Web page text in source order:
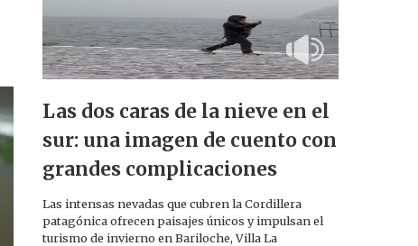
Las dos caras de la nieve en el
sur: una imagen de cuento con
grandes complicaciones
Las intensas nevadas que cubren la Cordillera
patagónica ofrecen paisajes únicos y impulsan el
turismo de invierno en Bariloche, Villa La